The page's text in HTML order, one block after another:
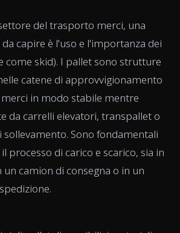
del trasporto merci, una
capire è l'uso e l'importanza dei
come skid). I pallet sono strutture
catene di approvvigionamento
in modo stabile mentre
da carrelli elevatori, transpallet o
Sono fondamentali
processo di carico e scarico, sia in
un camion di consegna o in un